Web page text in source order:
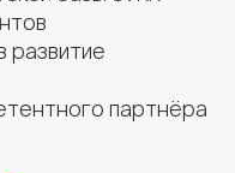
развитие
партнёра